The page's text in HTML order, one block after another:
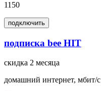
1150
подключить
подписка bee HIT
скидка 2 месяца
домашний интернет, мбит/с